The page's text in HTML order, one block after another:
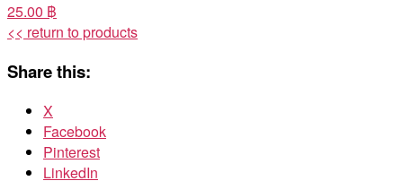
25.00 ฿
<< return to products
Share this:
X
Facebook
Pinterest
LinkedIn